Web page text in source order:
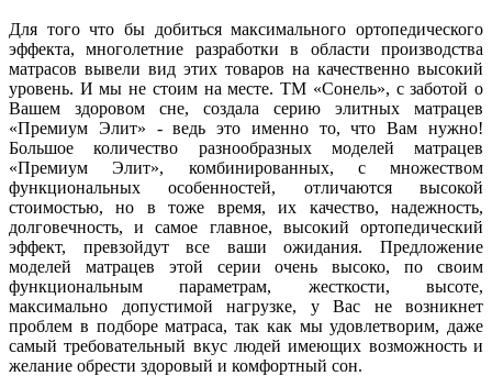
Для того что бы добиться максимального ортопедического
эффекта, многолетние разработки в области производства
матрасов вывели вид этих товаров на качественно высокий
уровень. И мы не стоим на месте. ТМ «Сонель», с заботой о
Вашем здоровом сне, создала серию элитных матрацев
«Премиум Элит» - ведь это именно то, что Вам нужно!
Большое количество разнообразных моделей матрацев
«Премиум Элит», комбинированных, с множеством
функциональных особенностей, отличаются высокой
стоимостью, но в тоже время, их качество, надежность,
долговечность, и самое главное, высокий ортопедический
эффект, превзойдут все ваши ожидания. Предложение
моделей матрацев этой серии очень высоко, по своим
функциональным параметрам, жесткости, высоте,
максимально допустимой нагрузке, у Вас не возникнет
проблем в подборе матраса, так как мы удовлетворим, даже
самый требовательный вкус людей имеющих возможность и
желание обрести здоровый и комфортный сон.